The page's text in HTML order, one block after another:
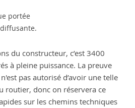
portée
du constructeur, c’est 3400
à pleine puissance. La preuve
pas autorisé d’avoir une telle
routier, donc on réservera ce
sur les chemins techniques